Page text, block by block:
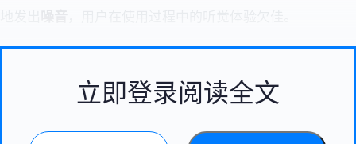
立即登录阅读全文